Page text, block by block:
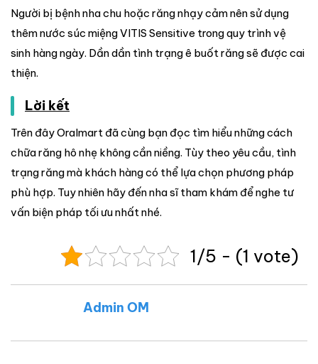
Người bị bệnh nha chu hoặc răng nhạy cảm nên sử dụng
thêm nước súc miệng VITIS Sensitive trong quy trình vệ
sinh hàng ngày. Dần dần tình trạng ê buốt răng sẽ được cai
thiện.
Lời kết
Trên đây Oralmart đã cùng bạn đọc tìm hiểu những cách
chữa răng hô nhẹ không cần niềng. Tùy theo yêu cầu, tình
trạng răng mà khách hàng có thể lựa chọn phương pháp
phù hợp. Tuy nhiên hãy đến nha sĩ tham khám để nghe tư
vấn biện pháp tối ưu nhất nhé.
1/5 - (1 vote)
Admin OM